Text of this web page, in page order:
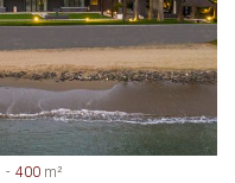
400 m²